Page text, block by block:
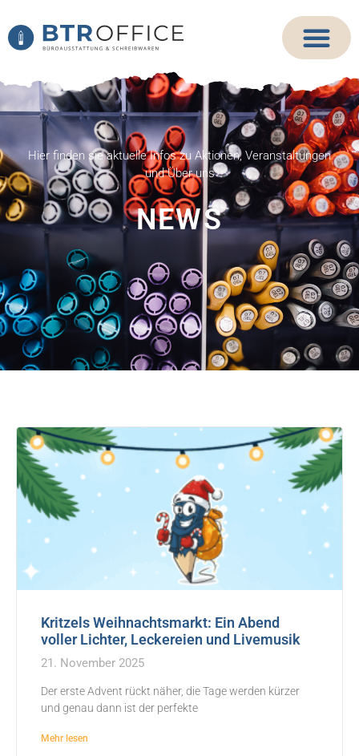
Hier finden sie aktuelle Infos zu Aktionen, Veranstaltungen
und Über uns
NEWS
Kritzels Weihnachtsmarkt: Ein Abend
voller Lichter, Leckereien und Livemusik
21. November 2025
Der erste Advent rückt näher, die Tage werden kürzer
und genau dann ist der perfekte
Mehr lesen